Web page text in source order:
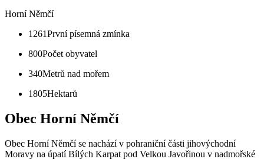
Horní Němčí
1261První písemná zmínka
800Počet obyvatel
340Metrů nad mořem
1805Hektarů
Obec Horní Němčí
Obec Horní Němčí se nachází v pohraniční části jihovýchodní
Moravy na úpatí Bílých Karpat pod Velkou Javořinou v nadmořské